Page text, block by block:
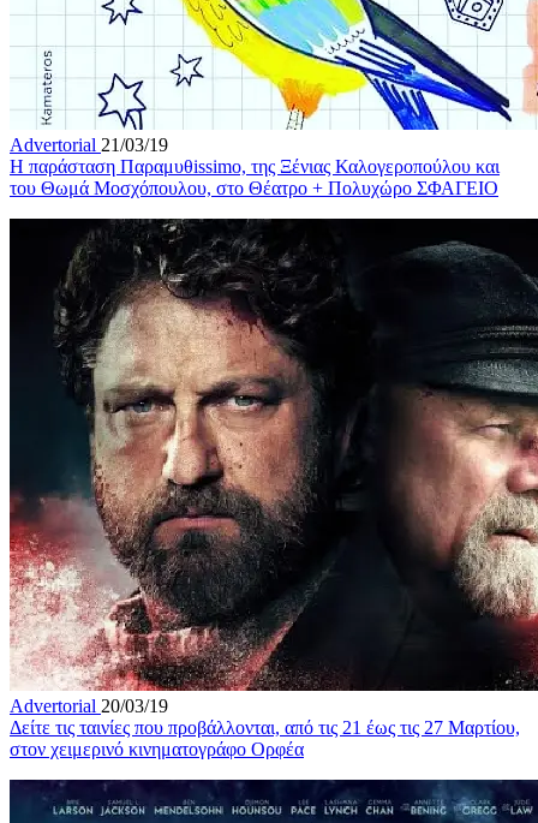
Advertorial 21/03/19
Η παράσταση Παραμυθissimo, της Ξένιας Καλογεροπούλου και
του Θωμά Μοσχόπουλου, στο Θέατρο + Πολυχώρο ΣΦΑΓΕΙΟ
Advertorial 20/03/19
Δείτε τις ταινίες που προβάλλονται, από τις 21 έως τις 27 Μαρτίου,
στον χειμερινό κινηματογράφο Ορφέα